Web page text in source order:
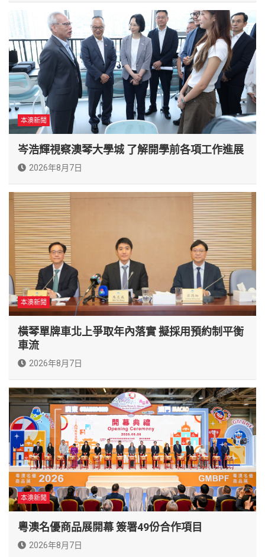
本澳新聞
岑浩輝視察澳琴大學城 了解開學前各項工作進展
2026年8月7日
本澳新聞
橫琴單牌車北上爭取年內落實 擬採用預約制平衡
車流
2026年8月7日
本澳新聞
粵澳名優商品展開幕 簽署49份合作項目
2026年8月7日